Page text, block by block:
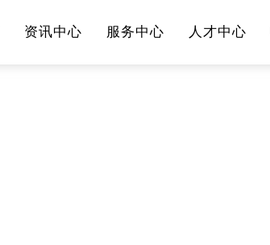
资讯中心 服务中心 人才中心